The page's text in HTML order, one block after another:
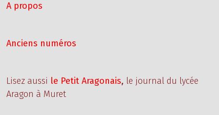
A propos
Anciens numéros
Lisez aussi le Petit Aragonais, le journal du lycée
Aragon à Muret